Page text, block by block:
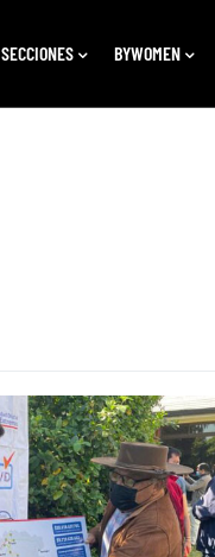
SECCIONES BYWOMEN